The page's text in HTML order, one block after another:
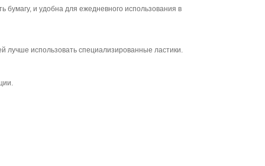
и удобна для ежедневного использования в
использовать специализированные ластики.